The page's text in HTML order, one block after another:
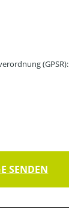
(GPSR):
SENDEN